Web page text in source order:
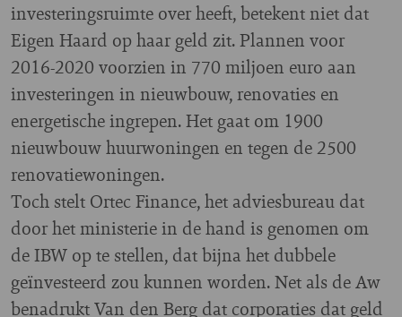
investeringsruimte over heeft, betekent niet dat
Eigen Haard op haar geld zit. Plannen voor
2016-2020 voorzien in 770 miljoen euro aan
investeringen in nieuwbouw, renovaties en
energetische ingrepen. Het gaat om 1900
nieuwbouw huurwoningen en tegen de 2500
renovatiewoningen.
Toch stelt Ortec Finance, het adviesbureau dat
door het ministerie in de hand is genomen om
de IBW op te stellen, dat bijna het dubbele
geïnvesteerd zou kunnen worden. Net als de Aw
benadrukt Van den Berg dat corporaties dat geld